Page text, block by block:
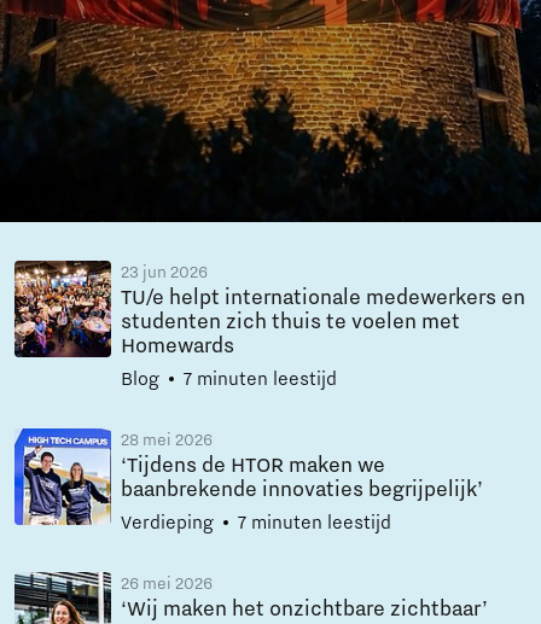
23 jun 2026
TU/e helpt internationale medewerkers en
studenten zich thuis te voelen met
Homewards
Blog 7 minuten leestijd
28 mei 2026
‘Tijdens de HTOR maken we
baanbrekende innovaties begrijpelijk’
Verdieping 7 minuten leestijd
26 mei 2026
‘Wij maken het onzichtbare zichtbaar’